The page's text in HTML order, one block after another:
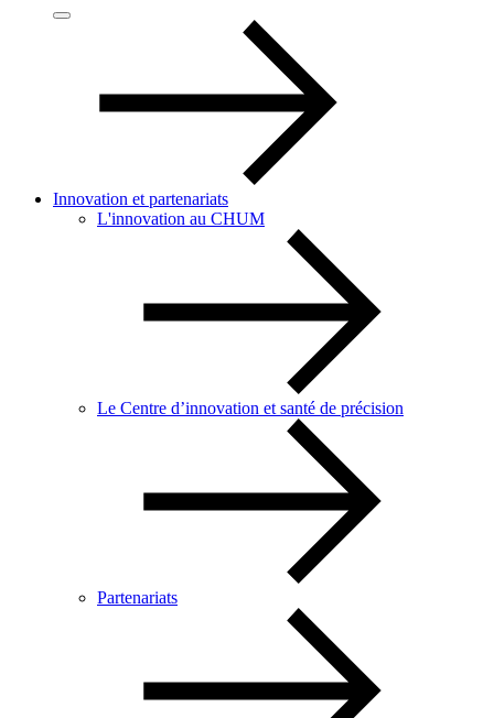
Innovation et partenariats
L'innovation au CHUM
Le Centre d’innovation et santé de précision
Partenariats